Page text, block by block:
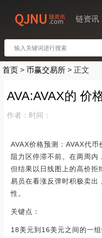
链资讯
首页 > 币赢交易所 > 正文
AVA:AVAX的 价
作者： 时间：
AVAX价格预测：AVAX代
阻力区停滞不前。在两周内
但结果以日线图上的高价拒
易员在看涨反弹时积极卖出
性。
关键点：
18美元到16美元之间的一